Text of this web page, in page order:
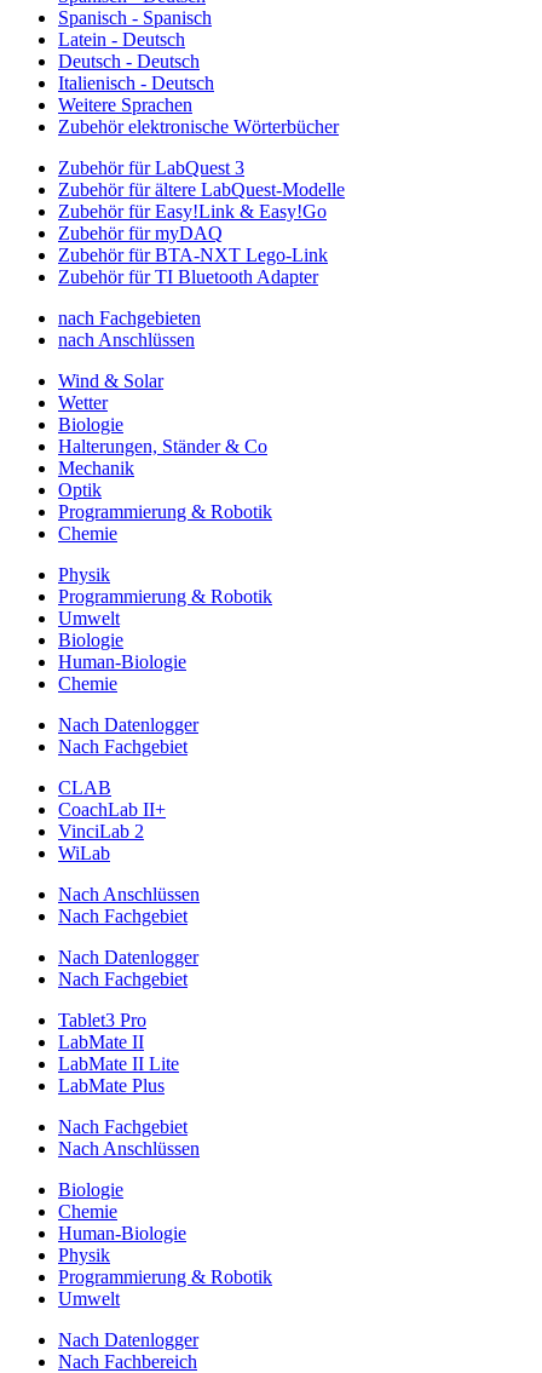
Spanisch - Spanisch
Latein - Deutsch
Deutsch - Deutsch
Italienisch - Deutsch
Weitere Sprachen
Zubehör elektronische Wörterbücher
Zubehör für LabQuest 3
Zubehör für ältere LabQuest-Modelle
Zubehör für Easy!Link & Easy!Go
Zubehör für myDAQ
Zubehör für BTA-NXT Lego-Link
Zubehör für TI Bluetooth Adapter
nach Fachgebieten
nach Anschlüssen
Wind & Solar
Wetter
Biologie
Halterungen, Ständer & Co
Mechanik
Optik
Programmierung & Robotik
Chemie
Physik
Programmierung & Robotik
Umwelt
Biologie
Human-Biologie
Chemie
Nach Datenlogger
Nach Fachgebiet
CLAB
CoachLab II+
VinciLab 2
WiLab
Nach Anschlüssen
Nach Fachgebiet
Nach Datenlogger
Nach Fachgebiet
Tablet3 Pro
LabMate II
LabMate II Lite
LabMate Plus
Nach Fachgebiet
Nach Anschlüssen
Biologie
Chemie
Human-Biologie
Physik
Programmierung & Robotik
Umwelt
Nach Datenlogger
Nach Fachbereich